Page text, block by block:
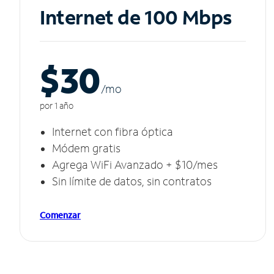
Internet de 100 Mbps
$30/mo
por 1 año
Internet con fibra óptica
Módem gratis
Agrega WiFi Avanzado + $10/mes
Sin límite de datos, sin contratos
Comenzar